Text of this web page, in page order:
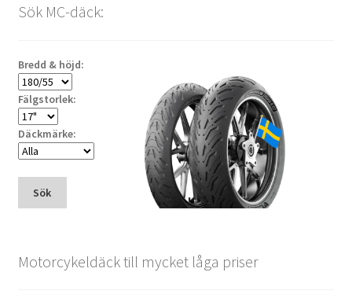
Sök MC-däck:
Bredd & höjd:
Fälgstorlek:
Däckmärke:
Sök
Motorcykeldäck till mycket låga priser